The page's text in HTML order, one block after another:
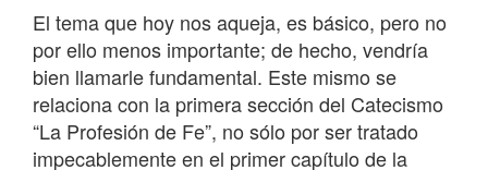
El tema que hoy nos aqueja, es básico, pero no
por ello menos importante; de hecho, vendría
bien llamarle fundamental. Este mismo se
relaciona con la primera sección del Catecismo
“La Profesión de Fe”, no sólo por ser tratado
impecablemente en el primer capítulo de la